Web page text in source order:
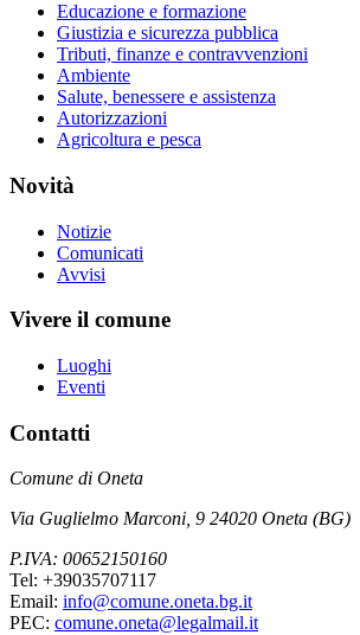
Educazione e formazione
Giustizia e sicurezza pubblica
Tributi, finanze e contravvenzioni
Ambiente
Salute, benessere e assistenza
Autorizzazioni
Agricoltura e pesca
Novità
Notizie
Comunicati
Avvisi
Vivere il comune
Luoghi
Eventi
Contatti
Comune di Oneta
Via Guglielmo Marconi, 9 24020 Oneta (BG)
P.IVA: 00652150160
Tel: +39035707117
Email: info@comune.oneta.bg.it
PEC: comune.oneta@legalmail.it